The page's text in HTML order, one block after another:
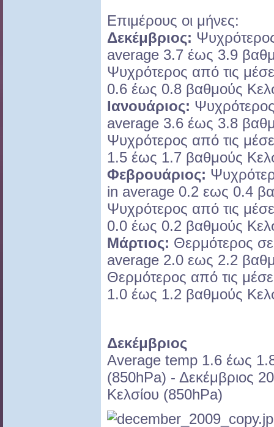
Επιμέρους οι μήνες:
Δεκέμβριος:
average 3.7 έως 3.9
Ψυχρότερος από τις
0.6 έως 0.8 βαθμούς
Ιανουάριος:
average 3.6 έως 3.8
Ψυχρότερος από τις
1.5 έως 1.7 βαθμούς
Φεβρουάριος:
in average 0.2 εως 0.4
Ψυχρότερος από τις
0.0 έως 0.2 βαθμούς
Μάρτιος: Θερμότερος
average 2.0 εως 2.2
Θερμότερος από τις
1.0 έως 1.2 βαθμούς
Δεκέμβριος
Αverage temp 1.6 έως
(850hPa) - Δεκέμβριος
Κελσίου (850hPa)